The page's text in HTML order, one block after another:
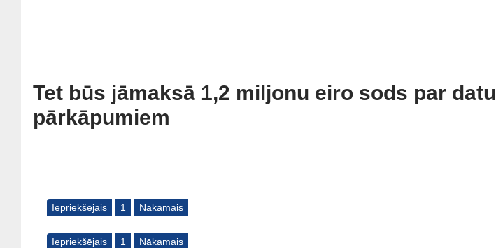
Tet būs jāmaksā 1,2 miljonu eiro sods par
pārkāpumiem
Iepriekšējais 1 Nākamais
Iepriekšējais 1 Nākamais